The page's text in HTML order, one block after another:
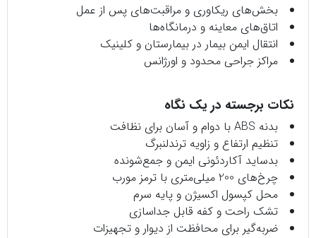
بخش‌های ریکاوری و مراقبت‌های پس از عمل
اتاق‌های معاینه و درمانگاه‌ها
انتقال ایمن بیمار در بیمارستان و کلینیک
مراکز جراحی محدود و اورژانس
نکات برجسته در یک نگاه
بدنه ABS با دوام و آسان برای نظافت
تنظیم ارتفاع و زاویه ترندلنبرگ
بدساید آکاردئونی ایمن و جمع‌شونده
چرخ‌های 200 میلی‌متری با ترمز مورب
محل کپسول اکسیژن و پایه سرم
تشک راحت و کفه قابل جداسازی
ضربه‌گیر برای محافظت از دیوار و تجهیزات